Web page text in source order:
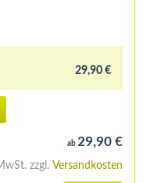
29,90 €
ab 29,90 €
zzgl. Versandkosten